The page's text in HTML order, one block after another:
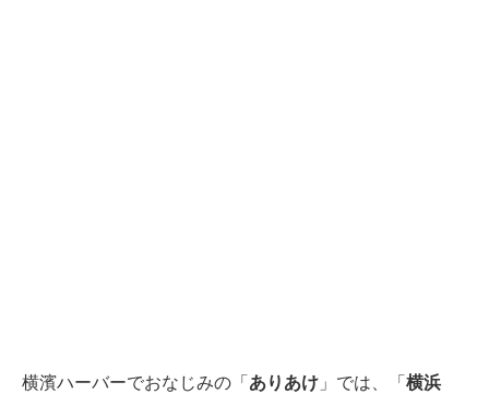
横濱ハーバーでおなじみの「 ありあけ 」では、「 横浜